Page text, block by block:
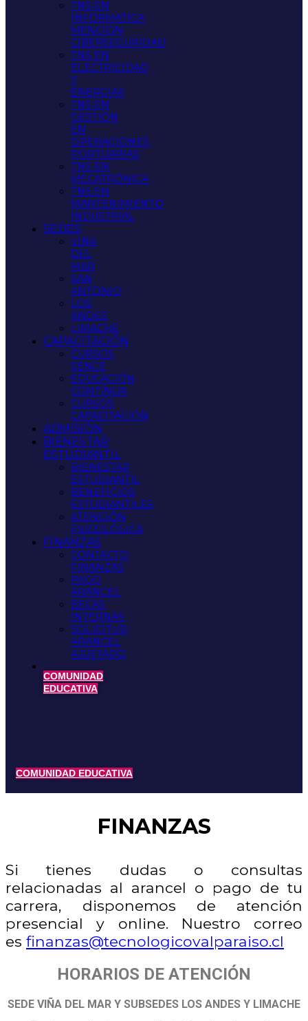
TNS EN
INFORMATICA
MENCIÓN
CIBERSEGURIDAD
TNS EN
ELECTRICIDAD
Y
ENERGÍAS
TNS EN
GESTIÓN
EN
OPERACIONES
PORTUARIAS
TNS EN
MECATRÓNICA
TNS EN
MANTENIMIENTO
INDUSTRIAL
SEDES
VIÑA
DEL
MAR
SAN
ANTONIO
LOS
ANDES
LIMACHE
CAPACITACIÓN
CURSOS
SENCE
EDUCACIÓN
CONTINUA
CURSOS
CAPACITACIÓN
ADMISIÓN
BIENESTAR
ESTUDIANTIL
BIENESTAR
ESTUDIANTIL
BENEFICIOS
ESTUDIANTILES
ATENCIÓN
PSICOLÓGICA
FINANZAS
CONTACTO
FINANZAS
PAGO
ARANCEL
BECAS
INTERNAS
SOLICITUD
ARANCEL
AJUSTADO
COMUNIDAD
EDUCATIVA
COMUNIDAD EDUCATIVA
FINANZAS
Si tienes dudas o consultas
relacionadas al arancel o pago de tu
carrera, disponemos de atención
presencial y online. Nuestro correo
es finanzas@tecnologicovalparaiso.cl
HORARIOS DE ATENCIÓN
SEDE VIÑA DEL MAR Y SUBSEDES LOS ANDES Y LIMACHE